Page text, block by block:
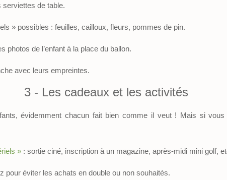
de table.
» possibles : feuilles, cailloux, fleurs, pommes de pin.
photos de l’enfant à la place du ballon.
avec leurs empreintes.
3 - Les cadeaux et les activités
évidemment chacun fait bien comme il veut ! Mais si vous
»: sortie ciné, inscription à un magazine, après-midi mini golf,
pour éviter les achats en double ou non souhaités.